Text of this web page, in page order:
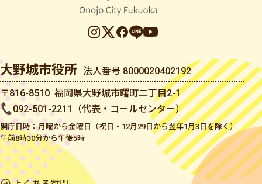
大野城市役所 法人番号 8000020402192
〒816-8510 福岡県大野城市曙町二丁目2-1
092-501-2211（代表・コールセンター）
開庁日時：月曜から金曜日（祝日・12月29日から翌年1月3日を除く）
午前8時30分から午後5時